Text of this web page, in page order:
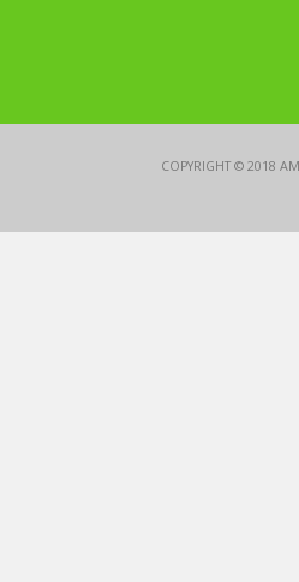
COPYRIGHT © 2018